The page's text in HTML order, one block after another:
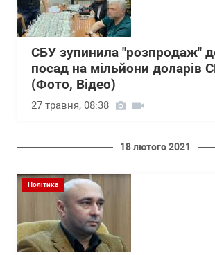
СБУ зупинила "розпродаж"
посад на мільйони доларів
(Фото, Відео)
27 травня, 08:38
18 лютого 2021
Політика